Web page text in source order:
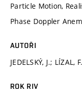
Particle Motion,
Phase Doppler
AUTOŘI
JEDELSKÝ, J.; LÍZAL,
ROK RIV